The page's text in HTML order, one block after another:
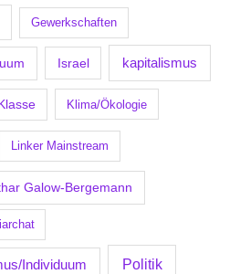
Gewerkschaften
Israel kapitalismus
Klima/Ökologie
Linker Mainstream
Galow-Bergemann
Individuum Politik